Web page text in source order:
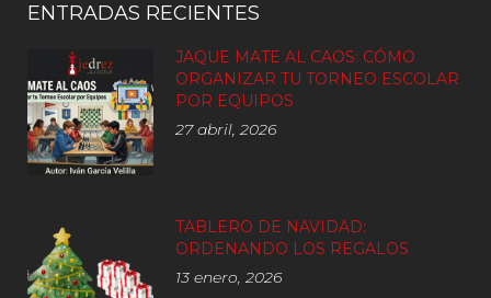
ENTRADAS RECIENTES
JAQUE MATE AL CAOS: CÓMO
ORGANIZAR TU TORNEO ESCOLAR
POR EQUIPOS
27 abril, 2026
TABLERO DE NAVIDAD:
ORDENANDO LOS REGALOS
13 enero, 2026